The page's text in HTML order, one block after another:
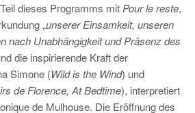
dieses Programms mit Pour le reste,
„unserer Einsamkeit, unseren
nach Unabhängigkeit und Präsenz des
die inspirierende Kraft der
Simone (Wild is the Wind) und
de Florence, At Bedtime), interpretiert
de Mulhouse. Die Eröffnung des